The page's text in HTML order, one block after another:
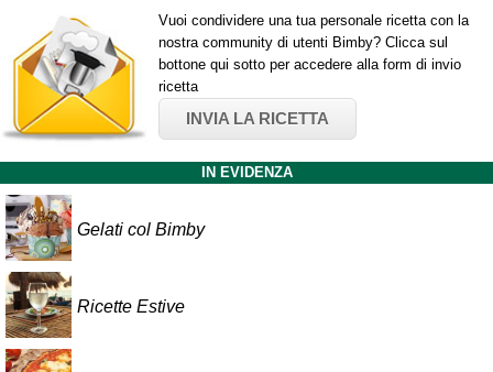
Vuoi condividere una tua personale ricetta con la
nostra community di utenti Bimby? Clicca sul
bottone qui sotto per accedere alla form di invio
ricetta
INVIA LA RICETTA
IN EVIDENZA
Gelati col Bimby
Ricette Estive